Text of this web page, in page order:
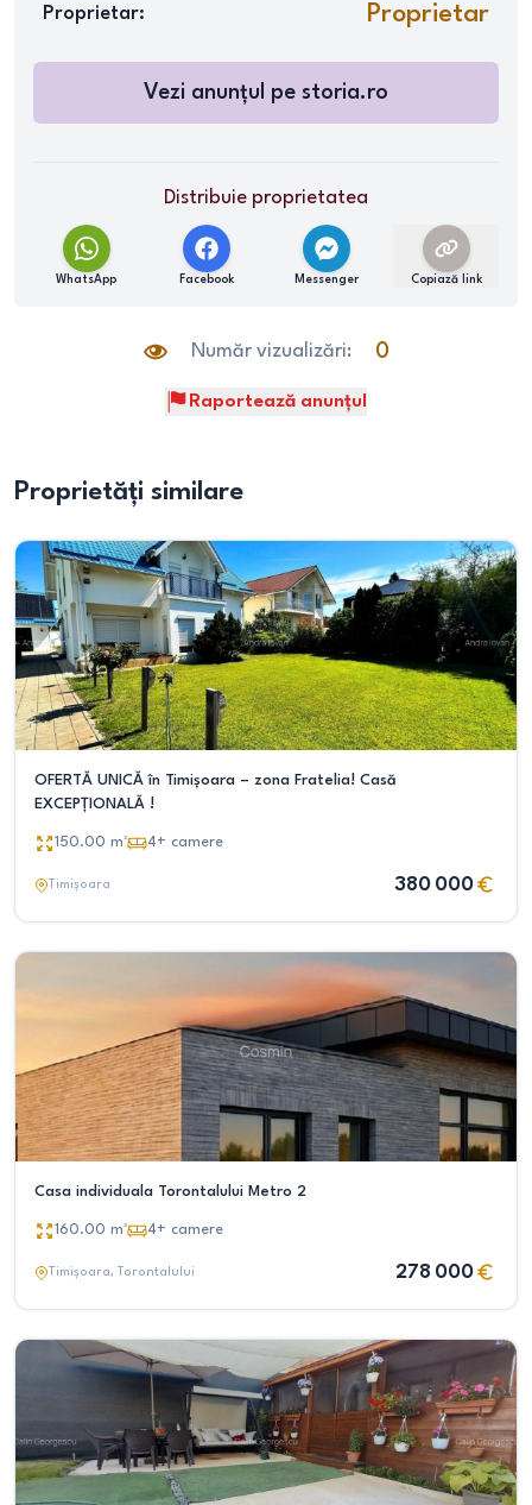
Proprietar: Proprietar
Vezi anunțul pe storia.ro
Distribuie proprietatea
WhatsApp Facebook Messenger Copiază link
Număr vizualizări: 0
Raportează anunțul
Proprietăți similare
OFERTĂ UNICĂ în Timișoara – zona Fratelia! Casă
EXCEPȚIONALĂ !
150.00 m² 4+ camere
Timișoara 380 000
Casa individuala Torontalului Metro 2
160.00 m² 4+ camere
Timișoara, Torontalului 278 000